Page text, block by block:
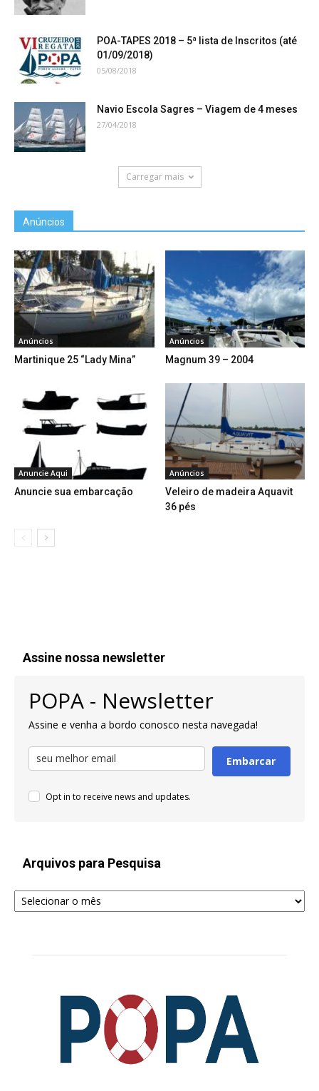
POA-TAPES 2018 – 5ª lista de Inscritos (até
01/09/2018)
05/08/2018
Navio Escola Sagres – Viagem de 4 meses
27/04/2018
Carregar mais
Anúncios
Anúncios
Martinique 25 “Lady Mina”
Anúncios
Magnum 39 – 2004
Anuncie Aqui
Anuncie sua embarcação
Anúncios
Veleiro de madeira Aquavit
36 pés
Assine nossa newsletter
POPA - Newsletter
Assine e venha a bordo conosco nesta navegada!
Embarcar
Opt in to receive news and updates.
Arquivos para Pesquisa
Arquivos
para